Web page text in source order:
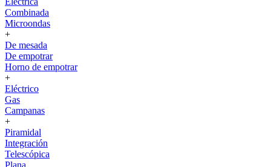
Combinada
Microondas
+
De mesada
De empotrar
Horno de empotrar
+
Eléctrico
Gas
Campanas
+
Piramidal
Integración
Telescópica
Plana